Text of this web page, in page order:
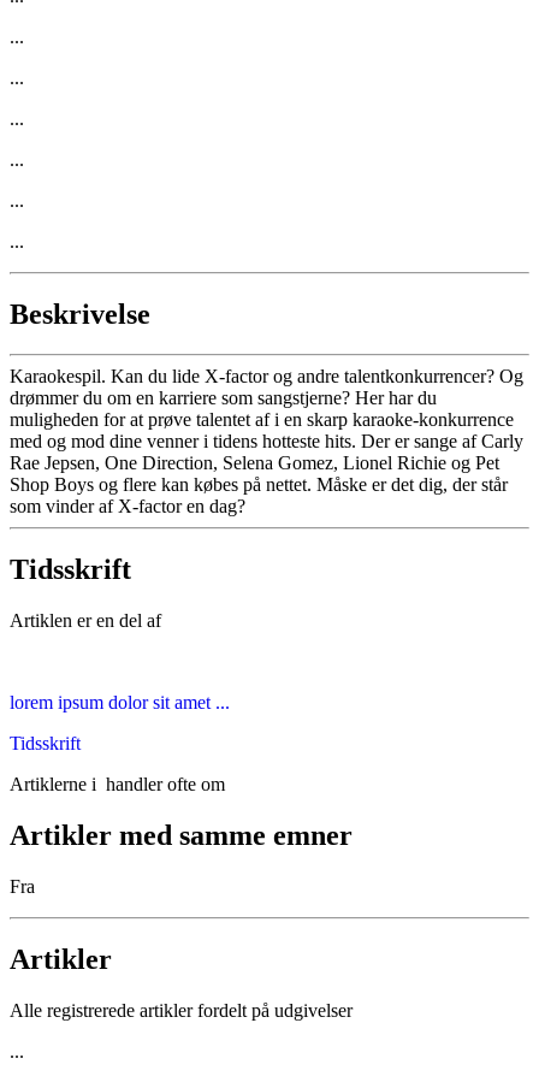
...
...
...
...
...
...
Beskrivelse
Karaokespil. Kan du lide X-factor og andre talentkonkurrencer? Og
drømmer du om en karriere som sangstjerne? Her har du
muligheden for at prøve talentet af i en skarp karaoke-konkurrence
med og mod dine venner i tidens hotteste hits. Der er sange af Carly
Rae Jepsen, One Direction, Selena Gomez, Lionel Richie og Pet
Shop Boys og flere kan købes på nettet. Måske er det dig, der står
som vinder af X-factor en dag?
Tidsskrift
Artiklen er en del af
lorem ipsum dolor sit amet ...
Tidsskrift
Artiklerne i handler ofte om
Artikler med samme emner
Fra
Artikler
Alle registrerede artikler fordelt på udgivelser
...